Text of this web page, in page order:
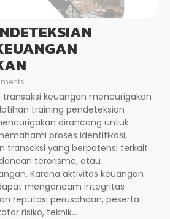
keuangan mencurigakan
training pendeteksian
dirancang untuk
proses identifikasi,
transaksi yang berpotensi terkait
terorisme, atau
Karena aktivitas keuangan
mengancam integritas
reputasi perusahaan, peserta
risiko, teknik...